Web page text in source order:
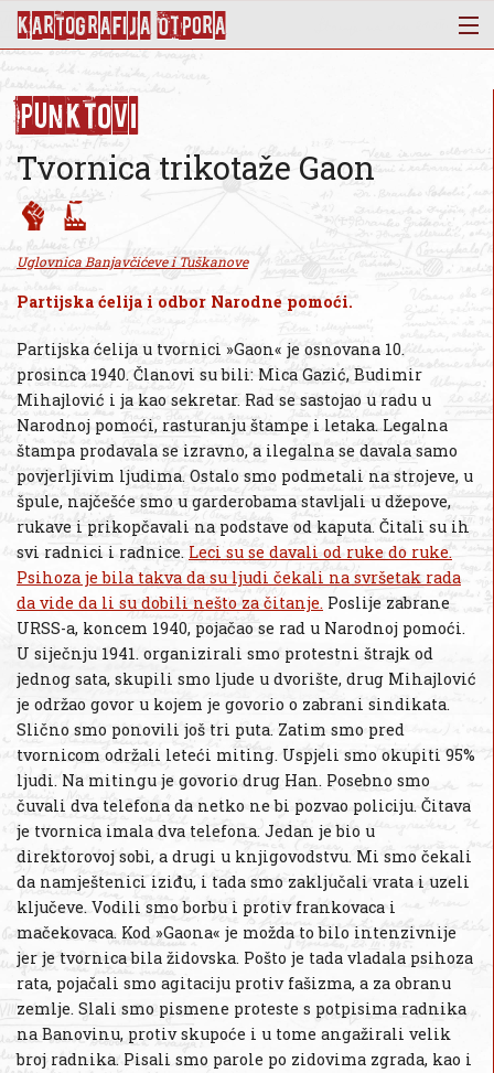
KArtoGrAFIJA OTPorA
Punktovi
Slojevi
Novosti
Publikacije
O nama
Punktovi
Tvornica trikotaže Gaon
Uglovnica Banjavčićeve i Tuškanove
Partijska ćelija i odbor Narodne pomoći.
Partijska ćelija u tvornici »Gaon« je osnovana 10.
prosinca 1940. Članovi su bili: Mica Gazić, Budimir
Mihajlović i ja kao sekretar. Rad se sastojao u radu u
Narodnoj pomoći, rasturanju štampe i letaka. Legalna
štampa prodavala se izravno, a ilegalna se davala samo
povjerljivim ljudima. Ostalo smo podmetali na strojeve, u
špule, najčešće smo u garderobama stavljali u džepove,
rukave i prikopčavali na podstave od kaputa. Čitali su ih
svi radnici i radnice. Leci su se davali od ruke do ruke.
Psihoza je bila takva da su ljudi čekali na svršetak rada
da vide da li su dobili nešto za čitanje. Poslije zabrane
URSS-a, koncem 1940, pojačao se rad u Narodnoj pomoći.
U siječnju 1941. organizirali smo protestni štrajk od
jednog sata, skupili smo ljude u dvorište, drug Mihajlović
je održao govor u kojem je govorio o zabrani sindikata.
Slično smo ponovili još tri puta. Zatim smo pred
tvornicom održali leteći miting. Uspjeli smo okupiti 95%
ljudi. Na mitingu je govorio drug Han. Posebno smo
čuvali dva telefona da netko ne bi pozvao policiju. Čitava
je tvornica imala dva telefona. Jedan je bio u
direktorovoj sobi, a drugi u knjigovodstvu. Mi smo čekali
da namještenici iziđu, i tada smo zaključali vrata i uzeli
ključeve. Vodili smo borbu i protiv frankovaca i
mačekovaca. Kod »Gaona« je možda to bilo intenzivnije
jer je tvornica bila židovska. Pošto je tada vladala psihoza
rata, pojačali smo agitaciju protiv fašizma, a za obranu
zemlje. Slali smo pismene proteste s potpisima radnika
na Banovinu, protiv skupoće i u tome angažirali velik
broj radnika. Pisali smo parole po zidovima zgrada, kao i